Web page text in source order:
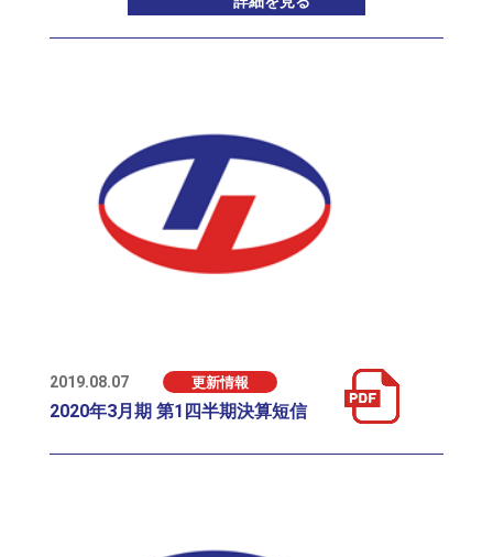
2019.08.07 更新情報
2020年3月期 第1四半期決算短信